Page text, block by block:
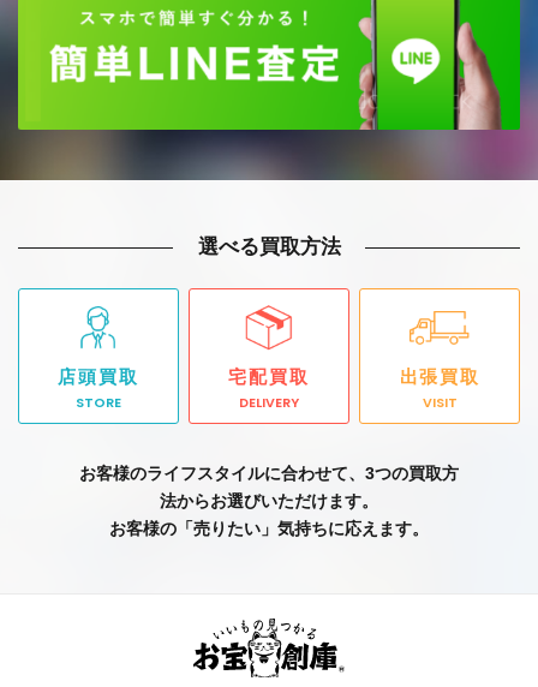
選べる買取方法
店頭買取
STORE
宅配買取
DELIVERY
出張買取
VISIT
お客様のライフスタイルに合わせて、3つの買取方
法からお選びいただけます。
お客様の「売りたい」気持ちに応えます。